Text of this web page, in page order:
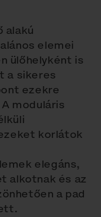
alakú
elemei
ülőhelyként is
a sikeres
ezekre
moduláris
korlátok
elegáns,
alkotnak és az
a pad